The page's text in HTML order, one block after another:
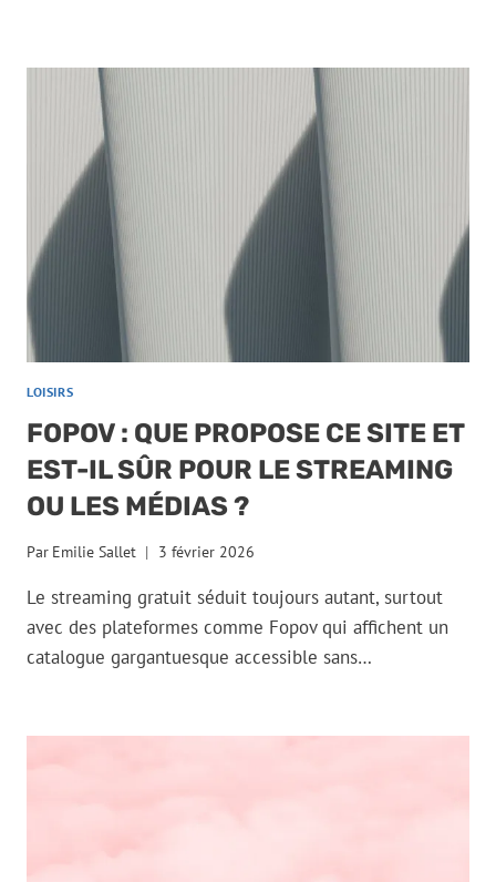
LOISIRS
FOPOV : QUE PROPOSE CE SITE ET
EST-IL SÛR POUR LE STREAMING
OU LES MÉDIAS ?
Par Emilie Sallet 3 février 2026
Le streaming gratuit séduit toujours autant, surtout
avec des plateformes comme Fopov qui affichent un
catalogue gargantuesque accessible sans…